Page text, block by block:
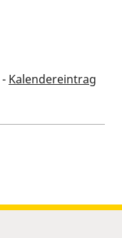
- Kalendereintrag